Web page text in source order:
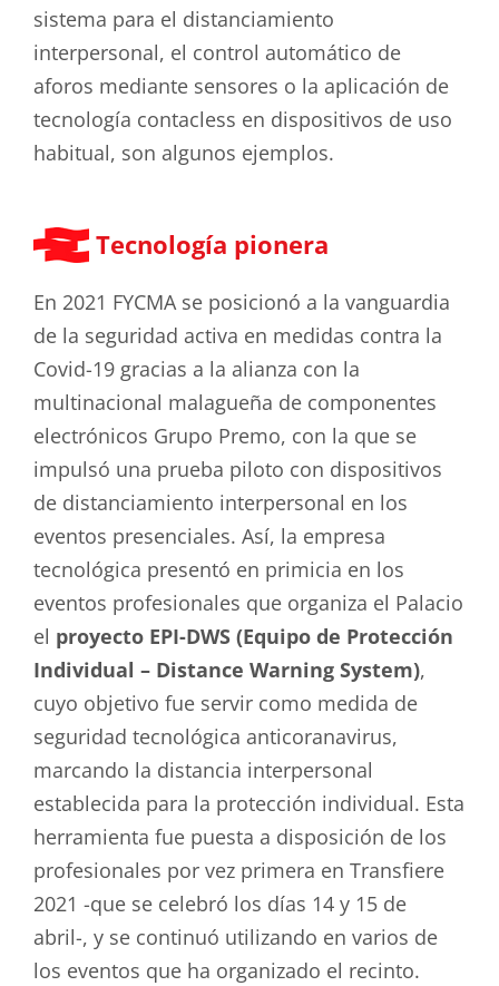
sistema para el distanciamiento
interpersonal, el control automático de
aforos mediante sensores o la aplicación de
tecnología contacless en dispositivos de uso
habitual, son algunos ejemplos.
Tecnología pionera
En 2021 FYCMA se posicionó a la vanguardia
de la seguridad activa en medidas contra la
Covid-19 gracias a la alianza con la
multinacional malagueña de componentes
electrónicos Grupo Premo, con la que se
impulsó una prueba piloto con dispositivos
de distanciamiento interpersonal en los
eventos presenciales. Así, la empresa
tecnológica presentó en primicia en los
eventos profesionales que organiza el Palacio
el proyecto EPI-DWS (Equipo de Protección
Individual – Distance Warning System),
cuyo objetivo fue servir como medida de
seguridad tecnológica anticoranavirus,
marcando la distancia interpersonal
establecida para la protección individual. Esta
herramienta fue puesta a disposición de los
profesionales por vez primera en Transfiere
2021 -que se celebró los días 14 y 15 de
abril-, y se continuó utilizando en varios de
los eventos que ha organizado el recinto.